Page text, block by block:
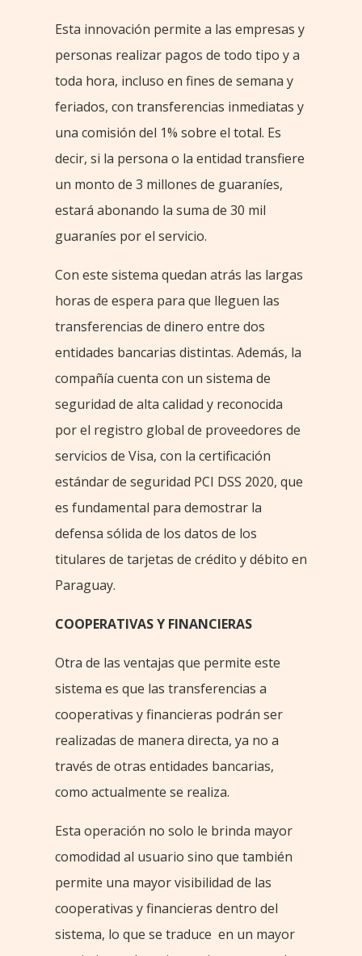
Esta innovación permite a las empresas y
personas realizar pagos de todo tipo y a
toda hora, incluso en fines de semana y
feriados, con transferencias inmediatas y
una comisión del 1% sobre el total. Es
decir, si la persona o la entidad transfiere
un monto de 3 millones de guaraníes,
estará abonando la suma de 30 mil
guaraníes por el servicio.
Con este sistema quedan atrás las largas
horas de espera para que lleguen las
transferencias de dinero entre dos
entidades bancarias distintas. Además, la
compañía cuenta con un sistema de
seguridad de alta calidad y reconocida
por el registro global de proveedores de
servicios de Visa, con la certificación
estándar de seguridad PCI DSS 2020, que
es fundamental para demostrar la
defensa sólida de los datos de los
titulares de tarjetas de crédito y débito en
Paraguay.
COOPERATIVAS Y FINANCIERAS
Otra de las ventajas que permite este
sistema es que las transferencias a
cooperativas y financieras podrán ser
realizadas de manera directa, ya no a
través de otras entidades bancarias,
como actualmente se realiza.
Esta operación no solo le brinda mayor
comodidad al usuario sino que también
permite una mayor visibilidad de las
cooperativas y financieras dentro del
sistema, lo que se traduce en un mayor